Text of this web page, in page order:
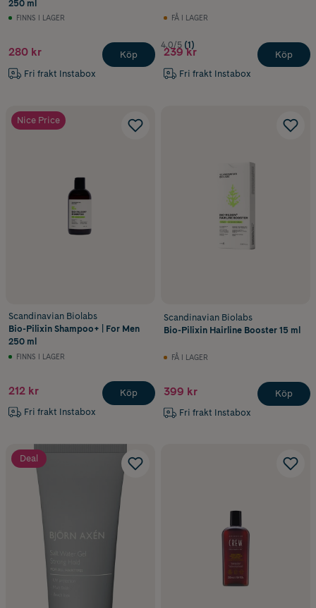
250 ml
FINNS I LAGER
280 kr
Fri frakt Instabox
Köp
FÅ I LAGER
4.0/5 (1)
239 kr
Fri frakt Instabox
Köp
Nice Price
Scandinavian Biolabs
Bio-Pilixin Shampoo+ | For Men
250 ml
FINNS I LAGER
212 kr
Fri frakt Instabox
Köp
Scandinavian Biolabs
Bio-Pilixin Hairline Booster 15 ml
FÅ I LAGER
399 kr
Fri frakt Instabox
Köp
Deal